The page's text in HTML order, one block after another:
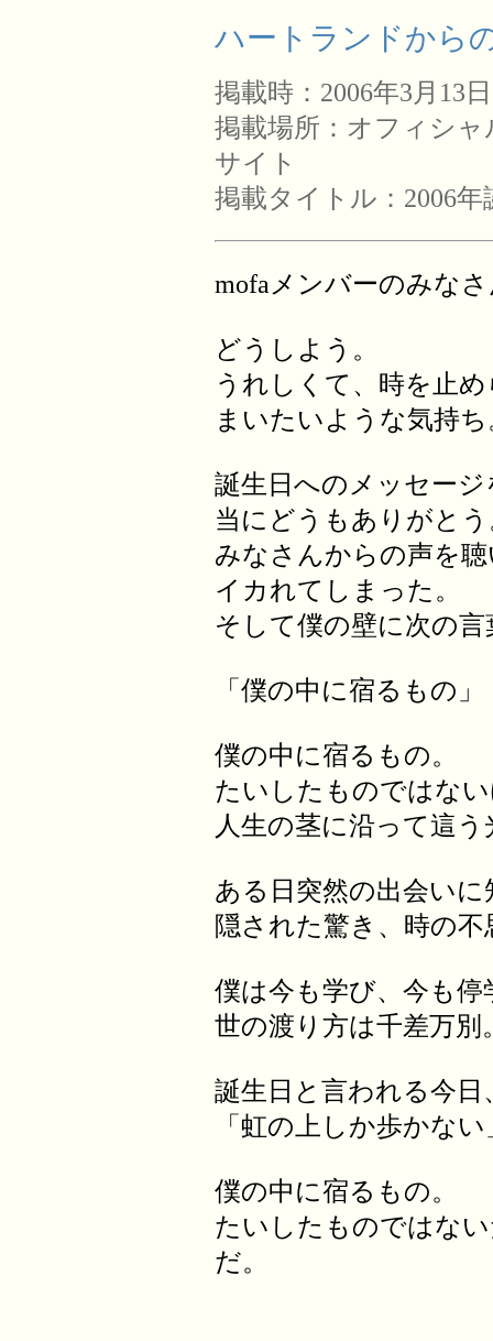
ハートランドから
掲載時：2006年3月13日
掲載場所：オフィシ
サイト
掲載タイトル：2006
mofaメンバーのみな
どうしよう。
うれしくて、時を止
まいたいような気持ち
誕生日へのメッセー
当にどうもありがと
みなさんからの声を
イカれてしまった。
そして僕の壁に次の
「僕の中に宿るもの」
僕の中に宿るもの。
たいしたものではな
人生の茎に沿って這う
ある日突然の出会いに
隠された驚き、時の不
僕は今も学び、今も停
世の渡り方は千差万別
誕生日と言われる今
「虹の上しか歩かない
僕の中に宿るもの。
たいしたものではな
だ。